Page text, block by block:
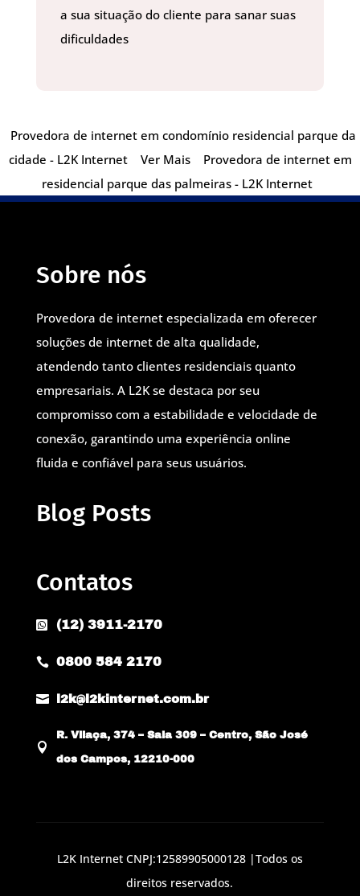
a sua situação do cliente para sanar suas
dificuldades
Provedora de internet em condomínio residencial parque da
cidade - L2K Internet
Ver Mais
Provedora de internet em
residencial parque das palmeiras - L2K Internet
Sobre nós
Provedora de internet especializada em oferecer
soluções de internet de alta qualidade,
atendendo tanto clientes residenciais quanto
empresariais. A L2K se destaca por seu
compromisso com a estabilidade e velocidade de
conexão, garantindo uma experiência online
fluida e confiável para seus usuários.
Blog Posts
Contatos
 (12) 3911-2170
 0800 584 2170
 l2k@l2kinternet.com.br

R. Vilaça, 374 – Sala 309 – Centro, São José
dos Campos, 12210-000
L2K Internet CNPJ:12589905000128 |Todos os
direitos reservados.